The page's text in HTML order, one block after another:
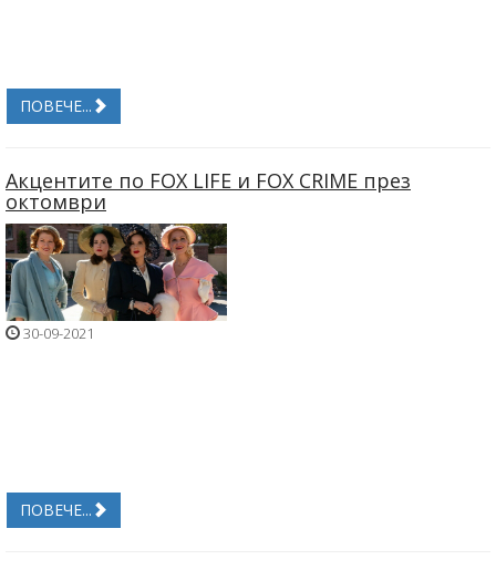
ПОВЕЧЕ...
Aкцентите по FOX LIFE и FOX CRIME през
октомври
30-09-2021
ПОВЕЧЕ...